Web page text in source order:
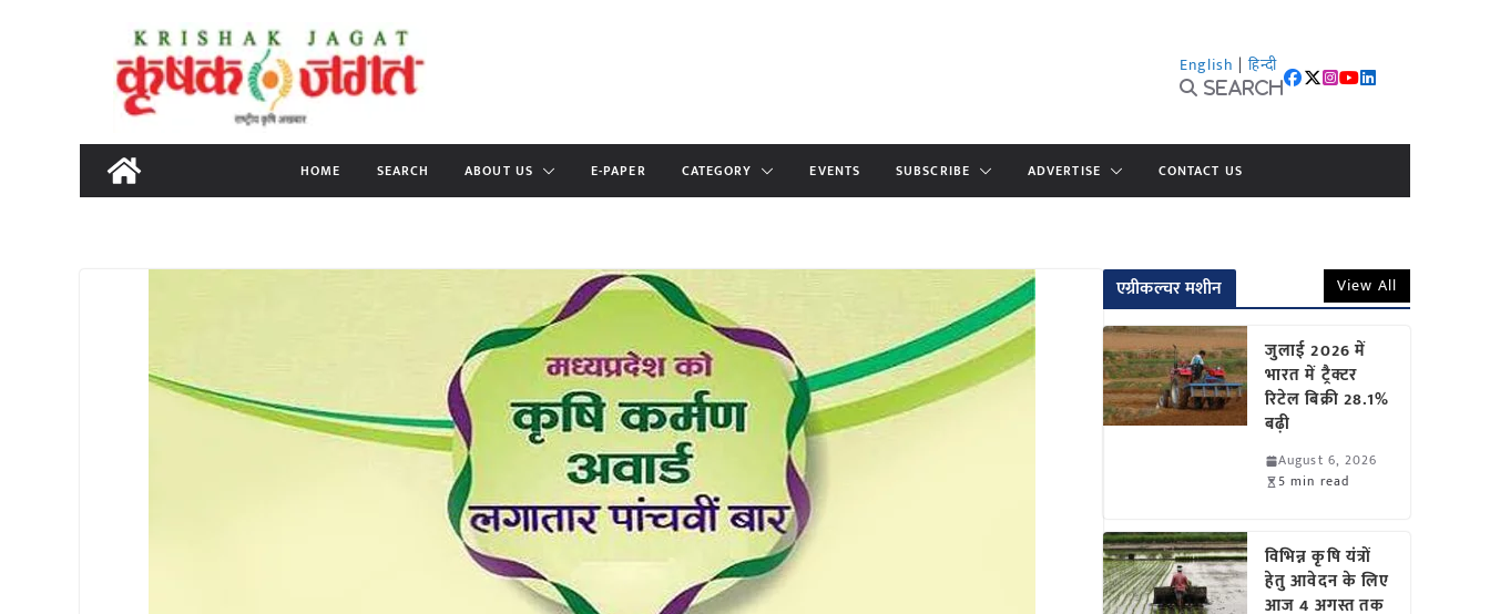
content
English | हिन्दी
Search
HOME SEARCH ABOUT US E-PAPER CATEGORY EVENTS SUBSCRIBE ADVERTISE CONTACT US
एग्रीकल्चर मशीन View All
जुलाई 2026 में
भारत में ट्रैक्टर
रिटेल बिक्री 28.1%
बढ़ी
August 6, 2026
5 min read
विभिन्न कृषि यंत्रों
हेतु आवेदन के लिए
आज 4 अगस्त तक